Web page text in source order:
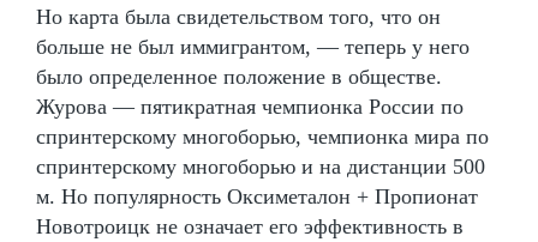
Но карта была свидетельством того, что он
больше не был иммигрантом, — теперь у него
было определенное положение в обществе.
Журова — пятикратная чемпионка России по
спринтерскому многоборью, чемпионка мира по
спринтерскому многоборью и на дистанции 500
м. Но популярность Оксиметалон + Пропионат
Новотроицк не означает его эффективность в